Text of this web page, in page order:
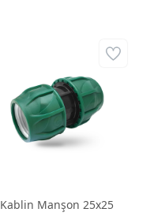
Kablin Manşon 25x25